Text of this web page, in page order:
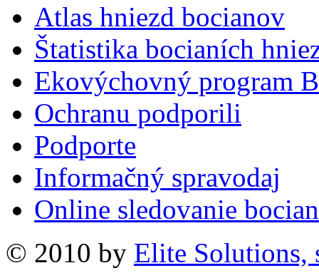
Atlas hniezd bocianov
Štatistika bocianích
Ekovýchovný program
Ochranu podporili
Podporte
Informačný spravodaj
Online sledovanie
© 2010 by Elite Solutions,